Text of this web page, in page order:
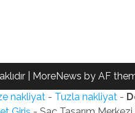
MoreNews by AF
nakliyat - Tuzla nakliyat -